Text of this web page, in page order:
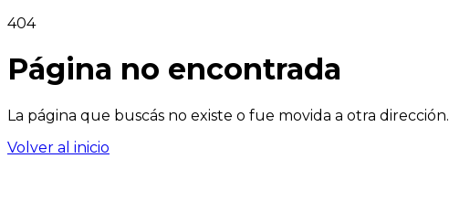
404
Página no encontrada
La página que buscás no existe o fue movida a otra dirección.
Volver al inicio